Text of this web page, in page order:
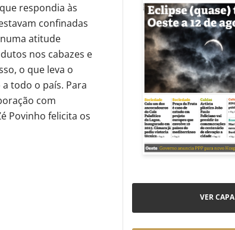
respondia às
confinadas
atitude
nos cabazes e
o que leva o
todo o país. Para
com
Povinho felicita os
VER CAPA